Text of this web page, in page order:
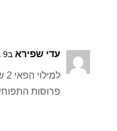
עדי שפירא ב9 בספטמבר 2018 ב8:10
פרוסות